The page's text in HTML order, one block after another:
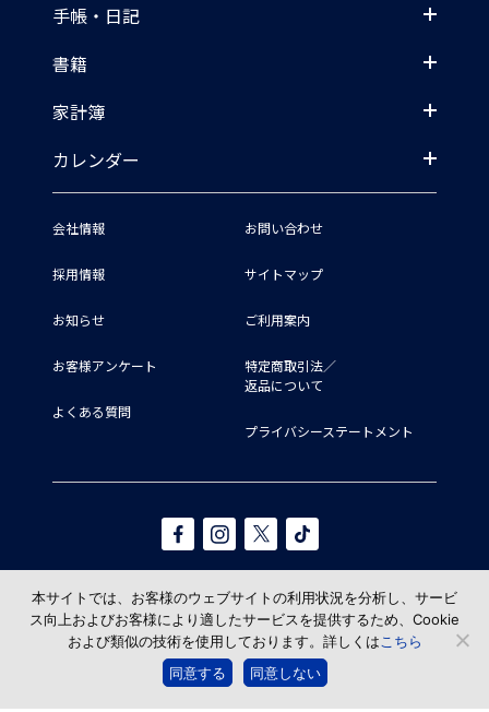
手帳・日記
書籍
家計簿
カレンダー
会社情報
採用情報
お知らせ
お客様アンケート
よくある質問
お問い合わせ
サイトマップ
ご利用案内
特定商取引法／
返品について
プライバシーステートメント
© TAKAHASHI SHOTEN All Rights reserved.
本サイトでは、お客様のウェブサイトの利用状況を分析し、サービ
ス向上およびお客様により適したサービスを提供するため、Cookie
および類似の技術を使用しております。詳しくは こちら
同意する
同意しない